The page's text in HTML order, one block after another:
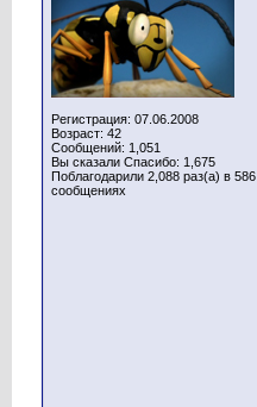
Регистрация: 07.06.2008
Возраст: 42
Сообщений: 1,051
Вы сказали Спасибо: 1,675
Поблагодарили 2,088 раз(а) в 586
сообщениях